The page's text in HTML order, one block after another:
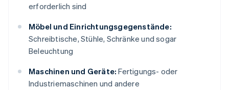
erforderlich sind
Möbel und Einrichtungsgegenstände:
Schreibtische, Stühle, Schränke und sogar
Beleuchtung
Maschinen und Geräte: Fertigungs- oder
Industriemaschinen und andere